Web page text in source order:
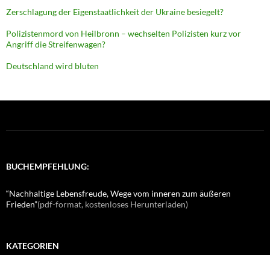
Zerschlagung der Eigenstaatlichkeit der Ukraine besiegelt?
Polizistenmord von Heilbronn – wechselten Polizisten kurz vor
Angriff die Streifenwagen?
Deutschland wird bluten
BUCHEMPFEHLUNG:
“Nachhaltige Lebensfreude, Wege vom inneren zum äußeren
Frieden”(pdf-format, kostenloses Herunterladen)
KATEGORIEN